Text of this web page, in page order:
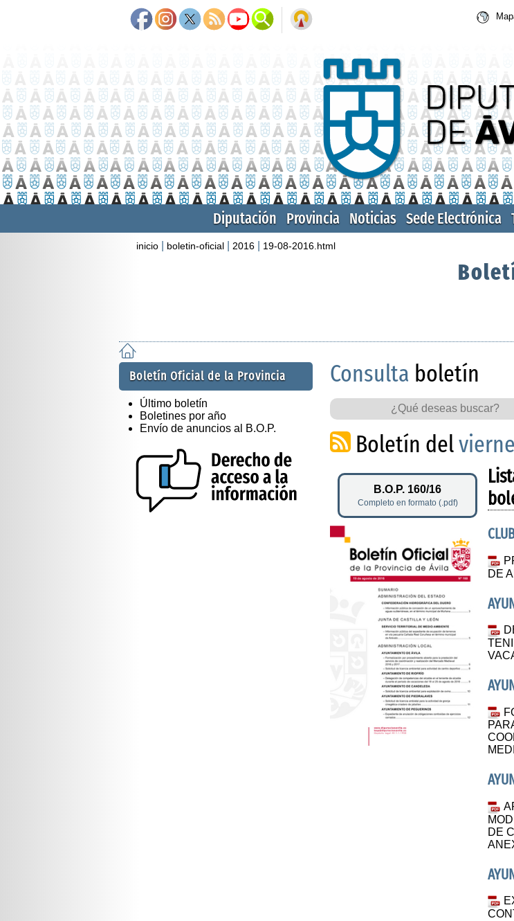
Diputación Provincia Noticias Sede Electrónica
inicio boletin-oficial 2016 19-08-2016.html
Boletín Oficial de la Provincia
Último boletín
Boletines por año
Envío de anuncios al B.O.P.
Consulta boletín
Boletín del
B.O.P. 160/16
Completo en formato (.pdf)
DE
DE